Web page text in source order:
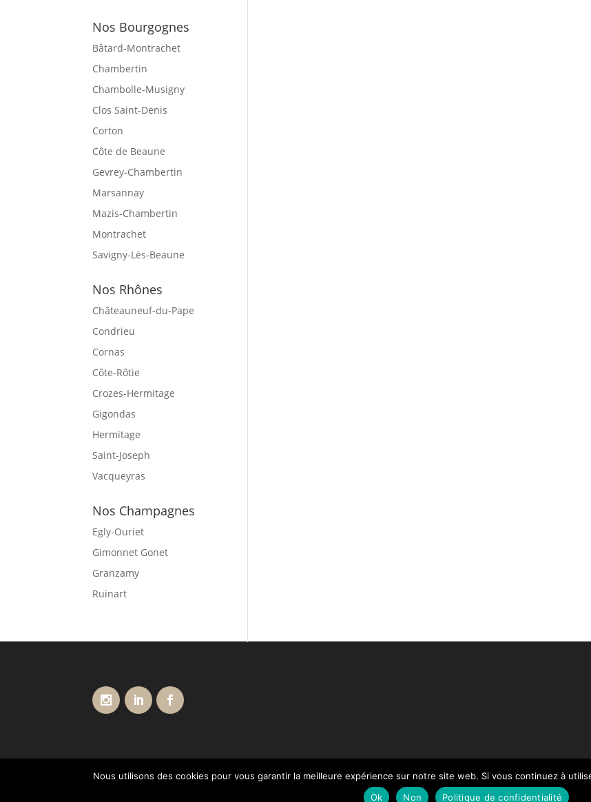
Nos Bourgognes
Bâtard-Montrachet
Chambertin
Chambolle-Musigny
Clos Saint-Denis
Corton
Côte de Beaune
Gevrey-Chambertin
Marsannay
Mazis-Chambertin
Montrachet
Savigny-Lès-Beaune
Nos Rhônes
Châteauneuf-du-Pape
Condrieu
Cornas
Côte-Rôtie
Crozes-Hermitage
Gigondas
Hermitage
Saint-Joseph
Vacqueyras
Nos Champagnes
Egly-Ouriet
Gimonnet Gonet
Granzamy
Ruinart
Conditions générales de vente Livraisons Paiement Mentions légales Contact Notre
Nous utilisons des cookies pour vous garantir la meilleure expérience sur notre site web. Si vous continuez à
Ok
Non Politique de confidentialité